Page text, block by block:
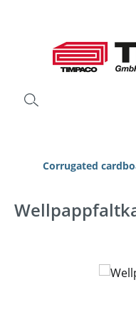
Corrugated
Afbeeldingengalerij